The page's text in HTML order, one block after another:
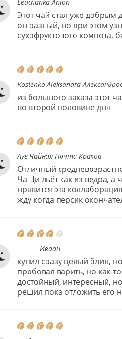
Leuchanka Anton
Этот чай стал уже добрым
он разный, но при этом
сухофруктового компота,
Kostenko Aleksandra
из большого заказа этот
во второй половине дня
Ауе Чайная Почта Краков
Отличный
Ча Ци льёт как из ведра, а
нравится эта
жду когда персик
‌‌‍‍ Иваан
купил сразу целый блин,
пробовал варить, но как-
достойный, интересный,
решил пока отложить его